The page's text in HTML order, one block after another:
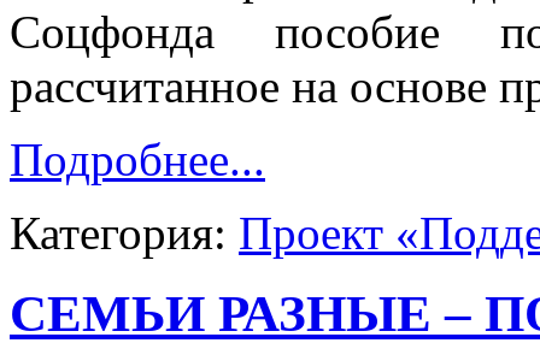
Соцфонда пособие
рассчитанное на основе
Подробнее...
Категория: Проект
СЕМЬИ РАЗНЫЕ –